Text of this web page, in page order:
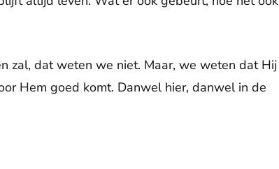
zal, dat weten we niet. Maar, we weten dat Hij
Hem goed komt. Danwel hier, danwel in de
jouw toestemming voor